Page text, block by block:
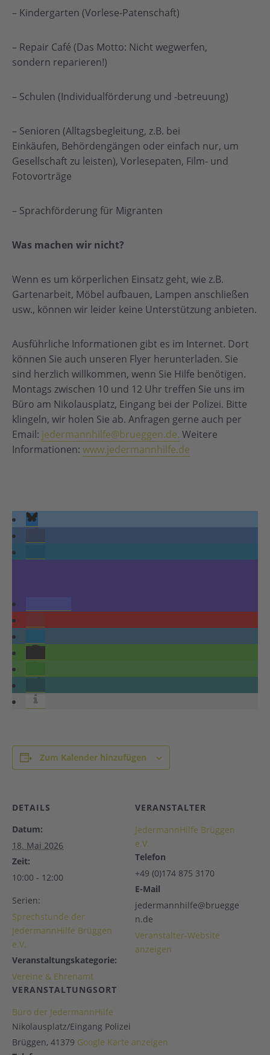
– Kindergarten (Vorlese-Patenschaft)
– Repair Café (Das Motto: Nicht wegwerfen,
sondern reparieren!)
– Schulen (Individualförderung und -betreuung)
– Senioren (Alltagsbegleitung, z.B. bei
Einkäufen, Behördengängen oder einfach nur, um
Gesellschaft zu leisten), Vorlesepaten, Film- und
Fotovorträge
– Sprachförderung für Migranten
Was machen wir nicht?
Wenn es um körperlichen Einsatz geht, wie z.B.
Gartenarbeit, Möbel aufbauen, Lampen anschließen
usw., können wir leider keine Unterstützung anbieten.
Ausführliche Informationen gibt es im Internet. Dort
können Sie auch unseren Flyer herunterladen. Sie
sind herzlich willkommen, wenn Sie Hilfe benötigen.
Montags zwischen 10 und 12 Uhr treffen Sie uns im
Büro am Nikolausplatz, Eingang bei der Polizei. Bitte
klingeln, wir holen Sie ab. Anfragen gerne auch per
Email: jedermannhilfe@brueggen.de. Weitere
Informationen: www.jedermannhilfe.de
Zum Kalender hinzufügen
DETAILS
Datum:
18. Mai 2026
Zeit:
10:00 - 12:00
Serien:
Sprechstunde der
JedermannHilfe Brüggen
e.V.
Veranstaltungskategorie:
Vereine & Ehrenamt
VERANSTALTUNGSORT
Büro der JedermannHilfe
Nikolausplatz/Eingang Polizei
Brüggen, 41379 Google Karte anzeigen
VERANSTALTER
JedermannHilfe Brüggen
e.V.
Telefon
+49 (0)174 875 3170
E-Mail
jedermannhilfe@bruegge
n.de
Veranstalter-Website
anzeigen